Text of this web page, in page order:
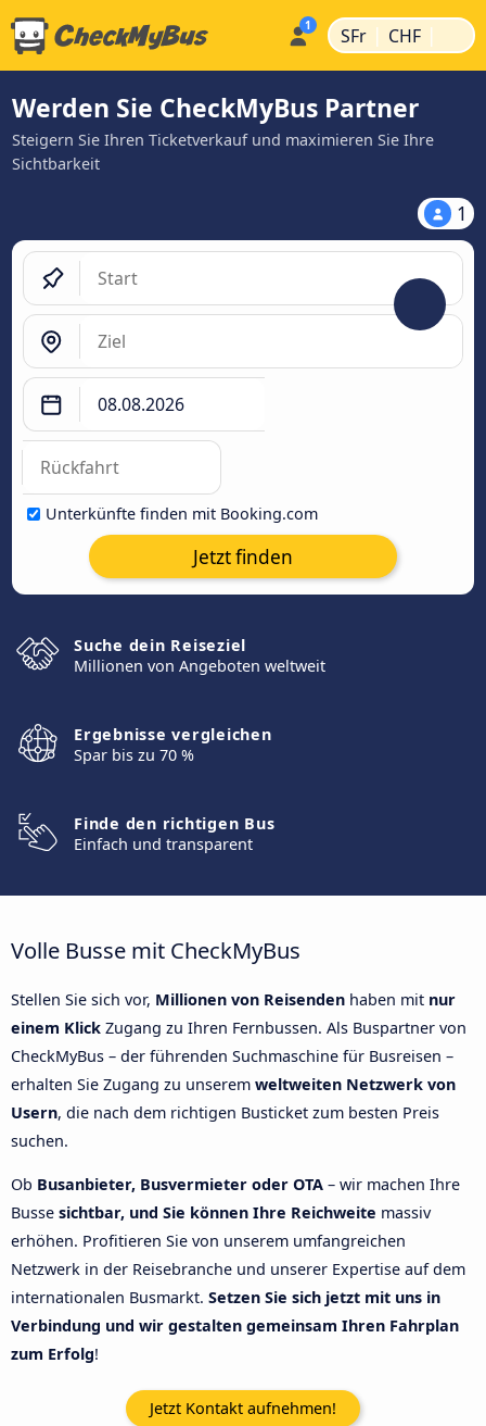
SFr | CHF |
Werden Sie CheckMyBus Partner
Steigern Sie Ihren Ticketverkauf und maximieren Sie Ihre
Sichtbarkeit
1
Unterkünfte finden mit Booking.com
Jetzt finden
Suche dein Reiseziel
Millionen von Angeboten weltweit
Ergebnisse vergleichen
Spar bis zu 70 %
Finde den richtigen Bus
Einfach und transparent
Volle Busse mit CheckMyBus
Stellen Sie sich vor, Millionen von Reisenden haben mit nur
einem Klick Zugang zu Ihren Fernbussen. Als Buspartner von
CheckMyBus – der führenden Suchmaschine für Busreisen –
erhalten Sie Zugang zu unserem weltweiten Netzwerk von
Usern, die nach dem richtigen Busticket zum besten Preis
suchen.
Ob Busanbieter, Busvermieter oder OTA – wir machen Ihre
Busse sichtbar, und Sie können Ihre Reichweite massiv
erhöhen. Profitieren Sie von unserem umfangreichen
Netzwerk in der Reisebranche und unserer Expertise auf dem
internationalen Busmarkt. Setzen Sie sich jetzt mit uns in
Verbindung und wir gestalten gemeinsam Ihren Fahrplan
zum Erfolg!
Jetzt Kontakt aufnehmen!